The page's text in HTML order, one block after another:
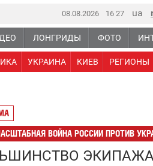
08.08.2026 16:27
ЛОНГРИДЫ ФОТО
УКРАИНА КИЕВ РЕГИОНЫ
ВОЙНА РОССИИ ПРОТИВ